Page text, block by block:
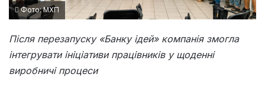
Фото: МХП
Після перезапуску «Банку ідей» компанія змогла
інтегрувати ініціативи працівників у щоденні
виробничі процеси